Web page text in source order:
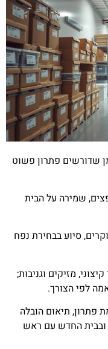
שדורשים פתרון פשוט
שמירה על הבית
סיוע בבחירת נפח
מזיקים וגניבות;
לפי הצורך.
פתרון, תיאום הובלה
ובבית החדש עם ראש